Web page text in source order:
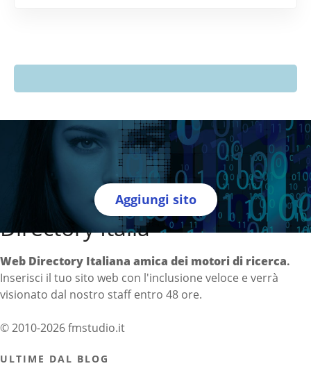
Aggiungi sito
Directory Italia
Web Directory Italiana amica dei motori di ricerca.
Inserisci il tuo sito web con l'inclusione veloce e verrà
visionato dal nostro staff entro 48 ore.
© 2010-2026 fmstudio.it
ULTIME DAL BLOG